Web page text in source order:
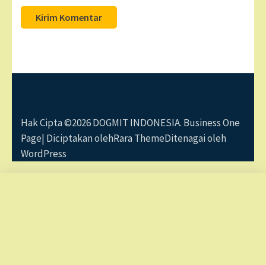
Hak Cipta ©2026DOGMIT INDONESIA. Business One
Page| Diciptakan olehRara ThemeDitenagai oleh
WordPress